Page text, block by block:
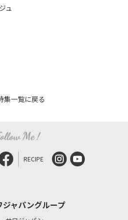
ュ
集一覧に戻る
RECIPE
ジャパングループ